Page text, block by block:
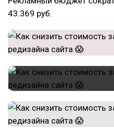
43.369 руб.